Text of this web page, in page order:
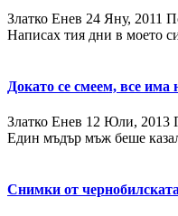
Златко Енев 24 Яну, 2011
Написах тия дни в моето
Докато се смеем, все има
Златко Енев 12 Юли, 2013
Един мъдър мъж беше
Снимки от